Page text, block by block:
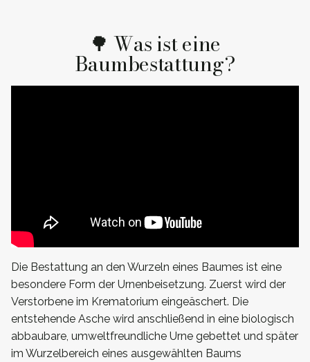
🌳 Was ist eine
Baumbestattung?
Die Bestattung an den Wurzeln eines Baumes ist eine
besondere Form der Urnenbeisetzung. Zuerst wird der
Verstorbene im Krematorium eingeäschert. Die
entstehende Asche wird anschließend in eine biologisch
abbaubare, umweltfreundliche Urne gebettet und später
im Wurzelbereich eines ausgewählten Baums